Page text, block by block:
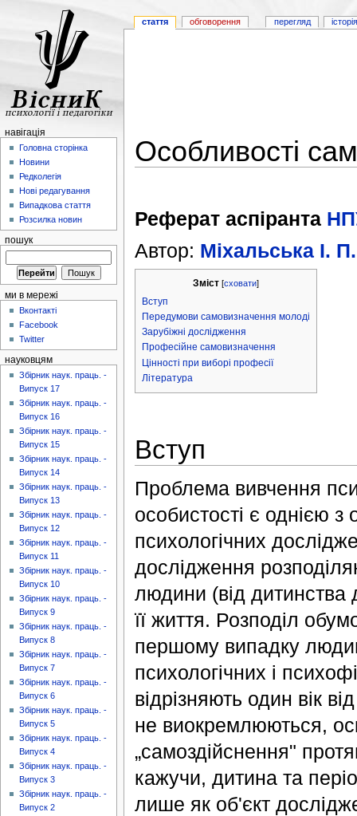
Особливості
Реферат аспіранта
Автор: Міхальська І. П.
Зміст [сховати]
Вступ
Передумови самовизначення молоді
Зарубіжні дослідження
Професійне самовизначення
Цінності при виборі професії
Література
Вступ
Проблема вивчення
особистості є однією
психологічних
дослідження
людини (від дитинства
її життя. Розподіл
першому випадку
психологічних і
відрізняють один вік
не виокремлюються,
„самоздійснення"
кажучи, дитина та
лише як об'єкт
стаття обговорення перегляд
навігація
Головна сторінка
Новини
Редколегія
Нові редагування
Випадкова стаття
Розсилка новин
пошук
ми в мережі
Вконтакті
Facebook
Twitter
науковцям
Збірник наук. праць. -
Випуск 17
Збірник наук. праць. -
Випуск 16
Збірник наук. праць. -
Випуск 15
Збірник наук. праць. -
Випуск 14
Збірник наук. праць. -
Випуск 13
Збірник наук. праць. -
Випуск 12
Збірник наук. праць. -
Випуск 11
Збірник наук. праць. -
Випуск 10
Збірник наук. праць. -
Випуск 9
Збірник наук. праць. -
Випуск 8
Збірник наук. праць. -
Випуск 7
Збірник наук. праць. -
Випуск 6
Збірник наук. праць. -
Випуск 5
Збірник наук. праць. -
Випуск 4
Збірник наук. праць. -
Випуск 3
Збірник наук. праць. -
Випуск 2